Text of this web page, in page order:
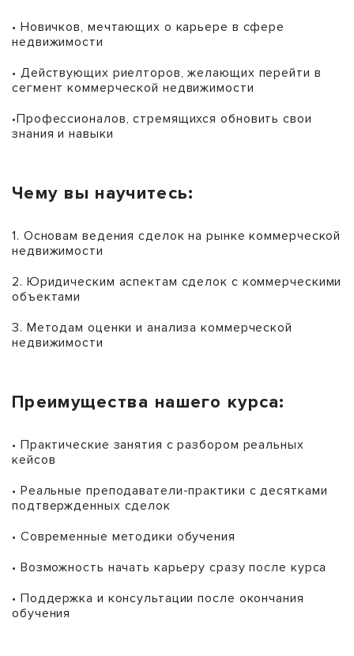
• Новичков, мечтающих о карьере в сфере
недвижимости
• Действующих риелторов, желающих перейти в
сегмент коммерческой недвижимости
•Профессионалов, стремящихся обновить свои
знания и навыки
Чему вы научитесь:
1. Основам ведения сделок на рынке коммерческой
недвижимости
2. Юридическим аспектам сделок с коммерческими
объектами
3. Методам оценки и анализа коммерческой
недвижимости
Преимущества нашего курса:
• Практические занятия с разбором реальных
кейсов
• Реальные преподаватели-практики с десятками
подтвержденных сделок
• Современные методики обучения
• Возможность начать карьеру сразу после курса
• Поддержка и консультации после окончания
обучения